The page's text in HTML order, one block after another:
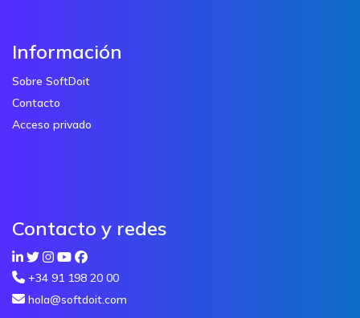
Información
Sobre SoftDoit
Contacto
Acceso privado
Contacto y redes
+34 91 198 20 00
hola@softdoit.com